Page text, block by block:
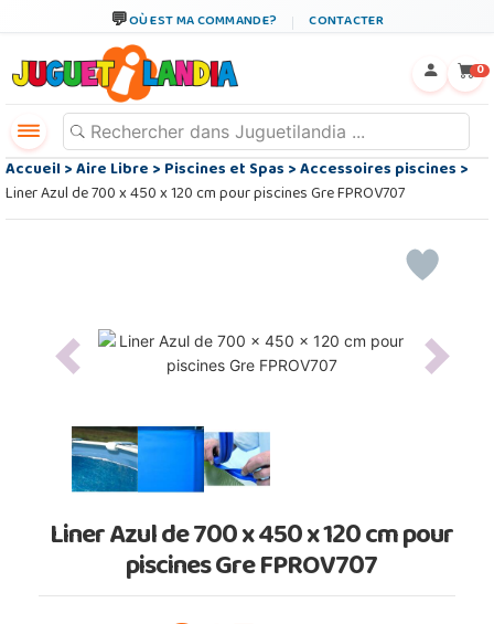
OÙ EST MA COMMANDE? CONTACTER
0
Accueil>Aire Libre>Piscines et Spas>Accessoires piscines>
Liner Azul de 700 x 450 x 120 cm pour piscines Gre FPROV707
Previous Next
Liner Azul de 700 x 450 x 120 cm pour
piscines Gre FPROV707